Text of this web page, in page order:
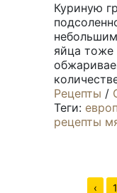
Куриную
яйца тоже
Рецепты /
Теги:
рецепты
‹ 1